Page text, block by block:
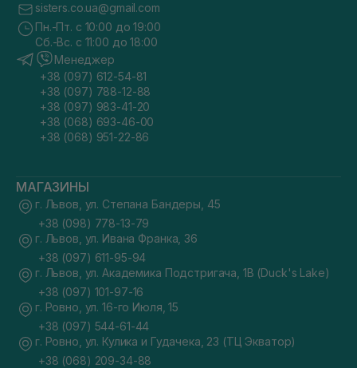
sisters.co.ua@gmail.com
Пн.-Пт. с 10:00 до 19:00
Сб.-Вс. с 11:00 до 18:00
Менеджер
+38 (097) 612-54-81
+38 (097) 788-12-88
+38 (097) 983-41-20
+38 (068) 693-46-00
+38 (068) 951-22-86
МАГАЗИНЫ
г. Львов, ул. Степана Бандеры, 45
+38 (098) 778-13-79
г. Львов, ул. Ивана Франка, 36
+38 (097) 611-95-94
г. Львов, ул. Академика Подстригача, 1В (Duck's Lake)
+38 (097) 101-97-16
г. Ровно, ул. 16-го Июля, 15
+38 (097) 544-61-44
г. Ровно, ул. Кулика и Гудачека, 23 (ТЦ Экватор)
+38 (068) 209-34-88